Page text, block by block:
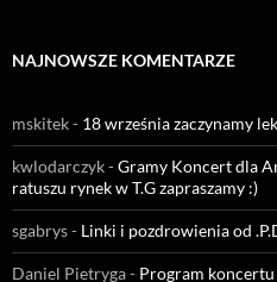
NAJNOWSZE KOMENTARZE
mskitek- 18 września zaczynamy
kwlodarczyk-Gramy Koncert dla
ratuszu rynek w T.G zapraszamy :)
sgabrys- Linki i pozdrowienia od
Daniel Pietryga- Program koncertu